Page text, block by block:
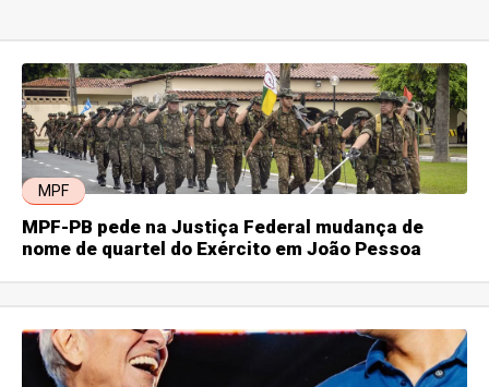
MPF
MPF-PB pede na Justiça Federal mudança de
nome de quartel do Exército em João Pessoa